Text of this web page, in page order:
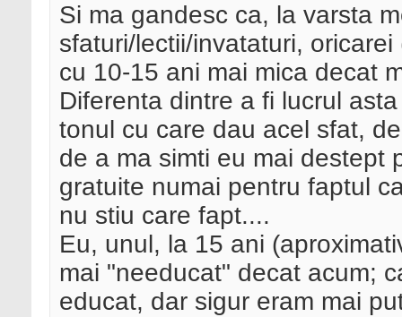
Si ma gandesc ca, la varsta
sfaturi/lectii/invataturi,
cu 10-15 ani mai mica decat
Diferenta dintre a fi lucrul
tonul cu care dau acel sfat,
de a ma simti eu mai destept
gratuite numai pentru faptul
nu stiu care fapt....
Eu, unul, la 15 ani
mai "needucat" decat acum;
educat, dar sigur eram mai